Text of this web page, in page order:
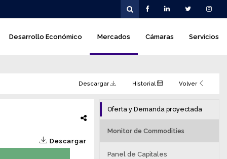
Desarrollo Económico Mercados Cámaras Servicios
Descargar Historial Volver
Descargar
Oferta y Demanda proyectada
Monitor de Commodities
Panel de Capitales